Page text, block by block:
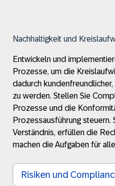
Nachhaltigkeit und
Entwickeln und
Prozesse, um die
dadurch
zu werden. Stellen Sie
Prozesse und die
Prozessausführung
Verständnis, erfüllen die
machen die Aufgaben für
Risiken und